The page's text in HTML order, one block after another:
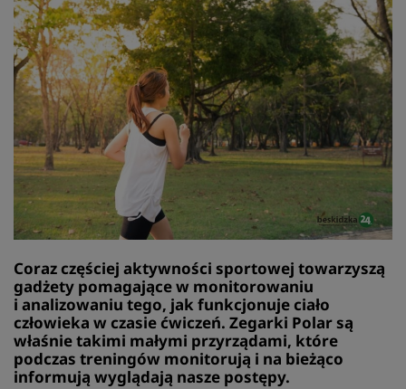
Coraz częściej aktywności sportowej towarzyszą
gadżety pomagające w monitorowaniu
i analizowaniu tego, jak funkcjonuje ciało
człowieka w czasie ćwiczeń. Zegarki Polar są
właśnie takimi małymi przyrządami, które
podczas treningów monitorują i na bieżąco
informują wyglądają nasze postępy.